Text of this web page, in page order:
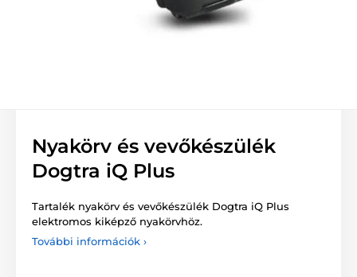
Nyakörv és vevőkészülék
Dogtra iQ Plus
Tartalék nyakörv és vevőkészülék Dogtra iQ Plus
elektromos kiképző nyakörvhöz.
További információk ›